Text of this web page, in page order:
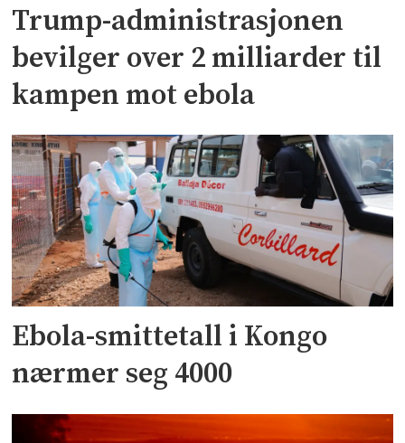
Trump-administrasjonen
bevilger over 2 milliarder til
kampen mot ebola
Ebola-smittetall i Kongo
nærmer seg 4000